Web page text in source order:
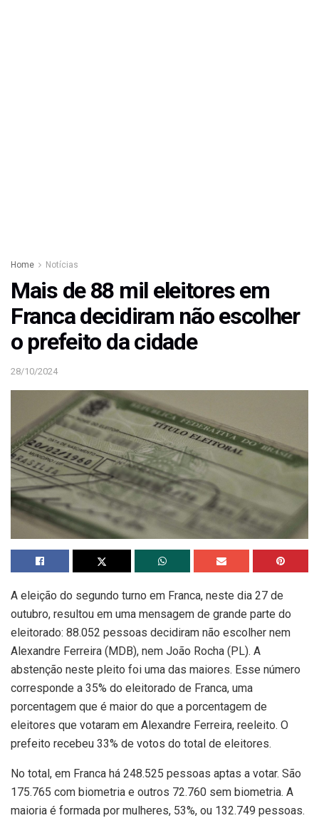
Home Notícias
Mais de 88 mil eleitores em
Franca decidiram não escolher
o prefeito da cidade
28/10/2024
A eleição do segundo turno em Franca, neste dia 27 de
outubro, resultou em uma mensagem de grande parte do
eleitorado: 88.052 pessoas decidiram não escolher nem
Alexandre Ferreira (MDB), nem João Rocha (PL). A
abstenção neste pleito foi uma das maiores. Esse número
corresponde a 35% do eleitorado de Franca, uma
porcentagem que é maior do que a porcentagem de
eleitores que votaram em Alexandre Ferreira, reeleito. O
prefeito recebeu 33% de votos do total de eleitores.
No total, em Franca há 248.525 pessoas aptas a votar. São
175.765 com biometria e outros 72.760 sem biometria. A
maioria é formada por mulheres, 53%, ou 132.749 pessoas.